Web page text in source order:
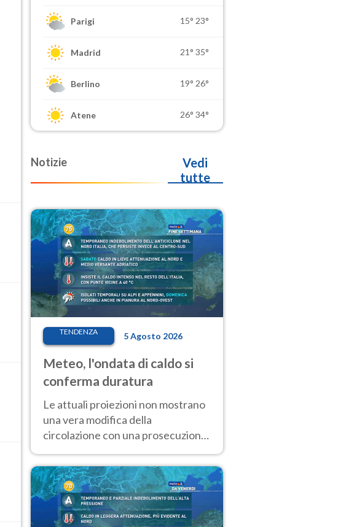
Parigi 15° 23°
Madrid 21° 35°
Berlino 19° 26°
Atene 26° 34°
Notizie
Vedi
tutte
TENDENZA 5 Agosto 2026
Meteo, l'ondata di caldo si
conferma duratura
Le attuali proiezioni non mostrano
una vera modifica della
circolazione con una prosecuzione
giorni, compresa la settimana di
Ferragosto